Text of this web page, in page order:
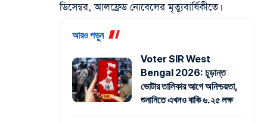
ডিসেম্বর, আলফ্রেড নোবেলের মৃত্যুবার্ষিকীতে।
আরও পড়ুন
Voter SIR West
Bengal 2026: চূড়ান্ত
ভোটার তালিকার আগে অনিশ্চয়তা,
শুনানিতে এখনও বাকি ৬.২৫ লক্ষ